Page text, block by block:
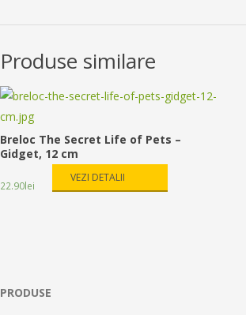
Produse similare
Breloc The Secret Life of Pets –
Gidget, 12 cm
22.90lei
VEZI DETALII
PRODUSE